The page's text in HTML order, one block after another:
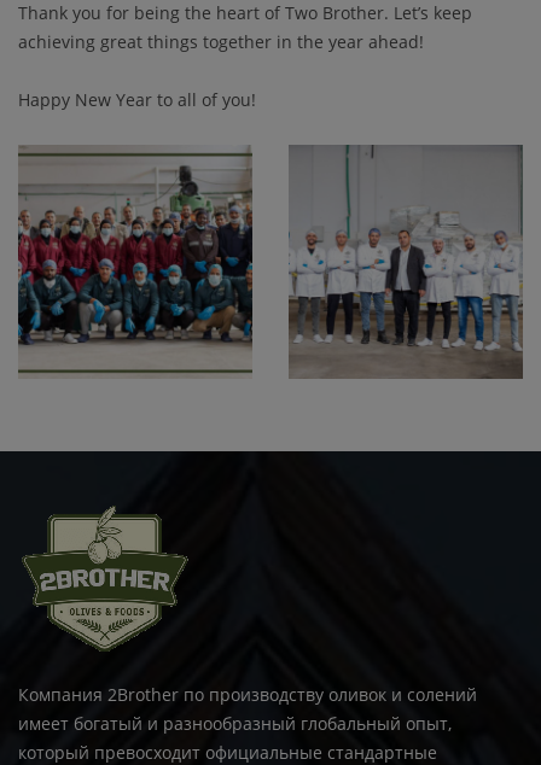
Thank you for being the heart of Two Brother. Let’s keep
achieving great things together in the year ahead!
Happy New Year to all of you!
Компания 2Brother по производству оливок и солений
имеет богатый и разнообразный глобальный опыт,
который превосходит официальные стандартные